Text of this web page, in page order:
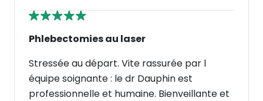
Phlebectomies au laser
Stressée au départ. Vite rassurée par l
équipe soignante : le dr Dauphin est
professionnelle et humaine. Bienveillante et